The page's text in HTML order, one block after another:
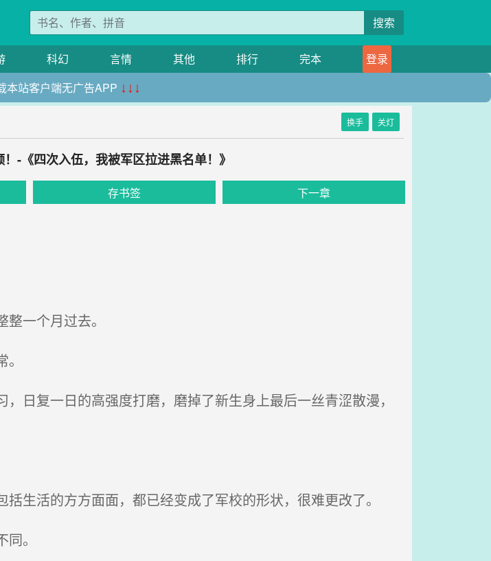
搜索
科幻 言情 其他 排行 完本
登录
本站客户端无广告APP ↓↓↓
换手 关灯
-《四次入伍，我被军区拉进黑名单！》
存书签 下一章
一个月过去。
日复一日的高强度打磨，磨掉了新生身上最后一丝青涩散漫，
生活的方方面面，都已经变成了军校的形状，很难更改了。
。